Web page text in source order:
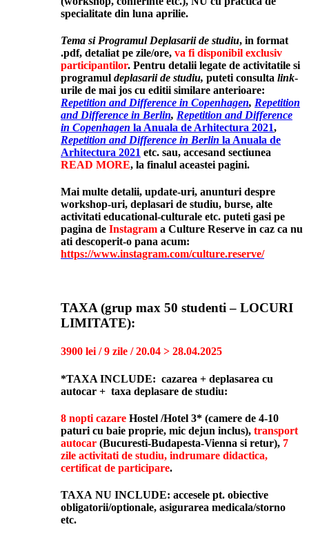
specialitate din luna aprilie.
Tema si Programul Deplasarii de studiu, in format
.pdf, detaliat pe zile/ore, va fi disponibil exclusiv
participantilor. Pentru detalii legate de activitatile si
programul deplasarii de studiu, puteti consulta link-
urile de mai jos cu editii similare anterioare:
Repetition and Difference in Copenhagen, Repetition
and Difference in Berlin, Repetition and Difference
in Copenhagen la Anuala de Arhitectura 2021,
Repetition and Difference in Berlin la Anuala de
Arhitectura 2021 etc. sau, accesand sectiunea
READ MORE, la finalul aceastei pagini.
Mai multe detalii, update-uri, anunturi despre
workshop-uri, deplasari de studiu, burse, alte
activitati educational-culturale etc. puteti gasi pe
pagina de Instagram a Culture Reserve in caz ca nu
ati descoperit-o pana acum:
https://www.instagram.com/culture.reserve/
TAXA (grup max 50 studenti – LOCURI
LIMITATE):
3900 lei / 9 zile / 20.04 > 28.04.2025
*TAXA INCLUDE: cazarea + deplasarea cu
autocar + taxa deplasare de studiu:
8 nopti cazare Hostel /Hotel 3* (camere de 4-10
paturi cu baie proprie, mic dejun inclus), transport
autocar (Bucuresti-Budapesta-Vienna si retur), 7
zile activitati de studiu, indrumare didactica,
certificat de participare.
TAXA NU INCLUDE: accesele pt. obiective
obligatorii/optionale, asigurarea medicala/storno
etc.